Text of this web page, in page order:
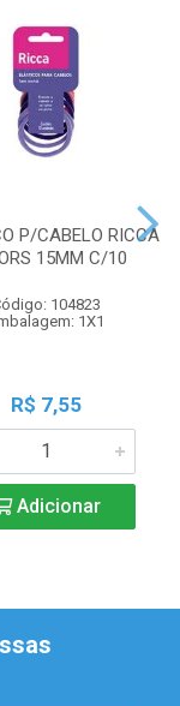
P/CABELO RICCA
15MM C/10
104823
1X1
R$ 7,55
Adicionar